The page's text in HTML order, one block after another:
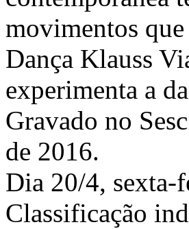
movimentos
Dança Klauss
experimenta a
Gravado no
de 2016.
Dia 20/4, sexta-
Classificação